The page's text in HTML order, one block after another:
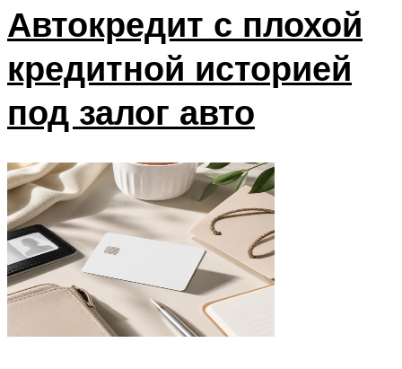
Автокредит с плохой
кредитной историей
под залог авто